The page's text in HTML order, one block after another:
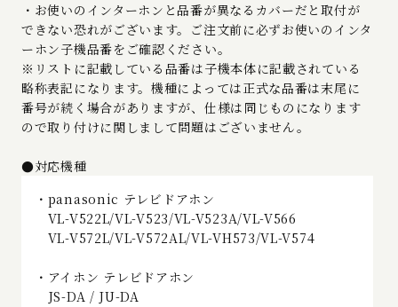
・お使いのインターホンと品番が異なるカバーだと取付が
できない恐れがございます。ご注文前に必ずお使いのインタ
ーホン子機品番をご確認ください。
※リストに記載している品番は子機本体に記載されている
略称表記になります。機種によっては正式な品番は末尾に
番号が続く場合がありますが、仕様は同じものになります
ので取り付けに関しまして問題はございません。
●対応機種
・panasonic テレビドアホン
VL-V522L/VL-V523/VL-V523A/VL-V566
VL-V572L/VL-V572AL/VL-VH573/VL-V574
・アイホン テレビドアホン
JS-DA / JU-DA